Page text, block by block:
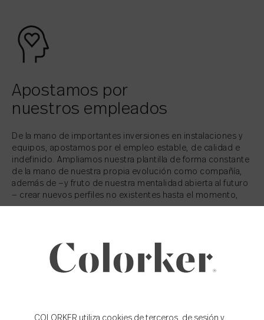
Apostamos por
nuestros empleados
De la mano de importantes inversiones en instalaciones y
equipos, apostamos por el empleo estable, de calidad e
indefinido. Ampliamos nuestra plantilla de forma constante
de la mano de nuestra propia evolución como compañía,
además de —y fruto de nuestra mentalidad abierta al futuro
— crear nuevos perfiles no existentes hasta el momento,
basado en el respeto a los valores sobre los que se asienta
la cultura de Colorker Group: ética, profesionalidad y
trabajo en equipo.
profesional, medidas de conciliación, seguros de vida y
COLORKER utiliza cookies de terceros, de sesión y